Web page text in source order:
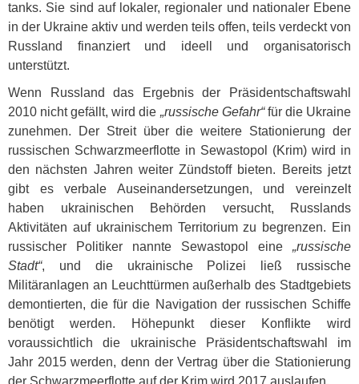
tanks. Sie sind auf lokaler, regionaler und nationaler Ebene
in der Ukraine aktiv und werden teils offen, teils verdeckt von
Russland finanziert und ideell und organisatorisch
unterstützt.
Wenn Russland das Ergebnis der Präsidentschaftswahl
2010 nicht gefällt, wird die „russische Gefahr“für die Ukraine
zunehmen. Der Streit über die weitere Stationierung der
russischen Schwarzmeerflotte in Sewastopol (Krim) wird in
den nächsten Jahren weiter Zündstoff bieten. Bereits jetzt
gibt es verbale Auseinandersetzungen, und vereinzelt
haben ukrainischen Behörden versucht, Russlands
Aktivitäten auf ukrainischem Territorium zu begrenzen. Ein
russischer Politiker nannte Sewastopol eine „russische
Stadt“, und die ukrainische Polizei ließ russische
Militäranlagen an Leuchttürmen außerhalb des Stadtgebiets
demontierten, die für die Navigation der russischen Schiffe
benötigt werden. Höhepunkt dieser Konflikte wird
voraussichtlich die ukrainische Präsidentschaftswahl im
Jahr 2015 werden, denn der Vertrag über die Stationierung
der Schwarzmeerflotte auf der Krim wird 2017 auslaufen.